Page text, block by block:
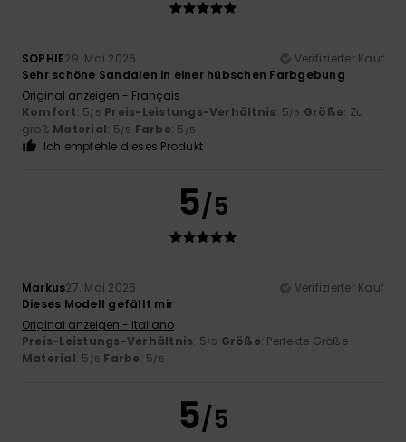
SOPHIE29. Mai 2026
Verifizierter Kauf
Sehr schöne Sandalen in einer hübschen Farbgebung
Original anzeigen - Français
Komfort: 5/5 Preis-Leistungs-Verhältnis: 5/5 Größe: Zu
groß Material: 5/5 Farbe: 5 /5
Ich empfehle dieses Produkt
5/5
Markus27. Mai 2026
Verifizierter Kauf
Dieses Modell gefällt mir
Original anzeigen - Italiano
Preis-Leistungs-Verhältnis: 5/5 Größe: Perfekte Größe
Material: 5 /5 Farbe: 5/5
5/5